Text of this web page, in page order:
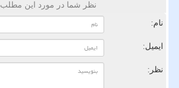
نظر شما در مورد این مطلب
نام:
ایمیل:
نظر: